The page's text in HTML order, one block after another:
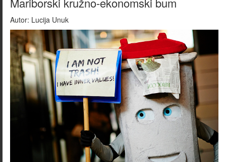
Autor: Lucija Unuk